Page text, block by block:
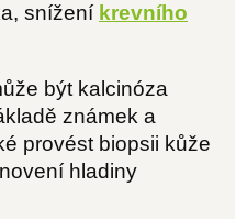
snížení krevního
být kalcinóza
známek a
provést biopsii kůže
hladiny